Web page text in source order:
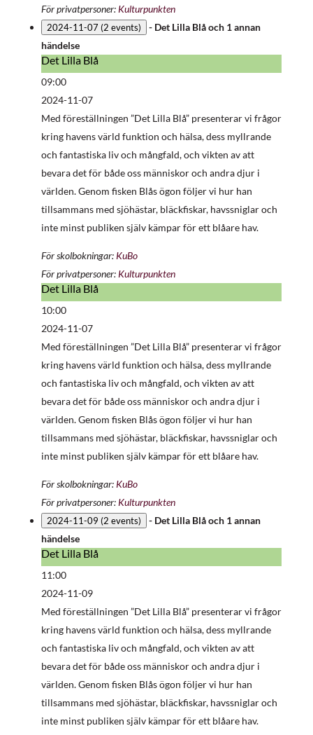
För privatpersoner: Kulturpunkten
2024-11-07 (2 events) - Det Lilla Blåoch 1 annan
händelse
Det
Lilla
Blå
Det Lilla Blå
09:00
2024-11-07
Med föreställningen ”Det Lilla Blå” presenterar vi frågor
kring havens värld funktion och hälsa, dess myllrande
och fantastiska liv och mångfald, och vikten av att
bevara det för både oss människor och andra djur i
världen. Genom fisken Blås ögon följer vi hur han
tillsammans med sjöhästar, bläckfiskar, havssniglar och
inte minst publiken själv kämpar för ett blåare hav.
För skolbokningar: KuBo
För privatpersoner: Kulturpunkten
Det
Lilla
Blå
Det Lilla Blå
10:00
2024-11-07
Med föreställningen ”Det Lilla Blå” presenterar vi frågor
kring havens värld funktion och hälsa, dess myllrande
och fantastiska liv och mångfald, och vikten av att
bevara det för både oss människor och andra djur i
världen. Genom fisken Blås ögon följer vi hur han
tillsammans med sjöhästar, bläckfiskar, havssniglar och
inte minst publiken själv kämpar för ett blåare hav.
För skolbokningar: KuBo
För privatpersoner: Kulturpunkten
2024-11-09 (2 events) - Det Lilla Blåoch 1 annan
händelse
Det
Lilla
Blå
Det Lilla Blå
11:00
2024-11-09
Med föreställningen ”Det Lilla Blå” presenterar vi frågor
kring havens värld funktion och hälsa, dess myllrande
och fantastiska liv och mångfald, och vikten av att
bevara det för både oss människor och andra djur i
världen. Genom fisken Blås ögon följer vi hur han
tillsammans med sjöhästar, bläckfiskar, havssniglar och
inte minst publiken själv kämpar för ett blåare hav.